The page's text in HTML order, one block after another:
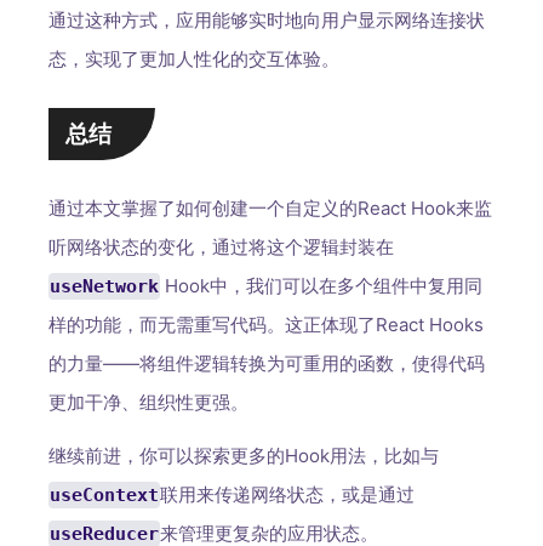
通过这种方式，应用能够实时地向用户显示网络连接状
态，实现了更加人性化的交互体验。
总结
通过本文掌握了如何创建一个自定义的React Hook来监
听网络状态的变化，通过将这个逻辑封装在
useNetwork Hook中，我们可以在多个组件中复用同
样的功能，而无需重写代码。这正体现了React Hooks
的力量——将组件逻辑转换为可重用的函数，使得代码
更加干净、组织性更强。
继续前进，你可以探索更多的Hook用法，比如与
useContext联用来传递网络状态，或是通过
useReducer来管理更复杂的应用状态。